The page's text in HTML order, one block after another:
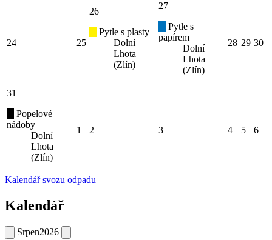
24 25
26
Pytle s plasty
Dolní
Lhota
(Zlín)
27
Pytle s
papírem
Dolní
Lhota
(Zlín)
28 29 30
31
Popelové
nádoby
Dolní
Lhota
(Zlín)
1 2 3 4 5 6
Kalendář svozu odpadu
Kalendář
Srpen2026